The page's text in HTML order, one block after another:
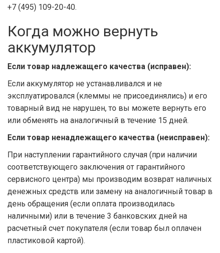
↗
+7 (495) 109-20-40.
Когда можно вернуть
аккумулятор
Если товар надлежащего качества (исправен):
Если аккумулятор не устанавливался и не
эксплуатировался (клеммы не присоединялись) и его
товарный вид не нарушен, то вы можете вернуть его
или обменять на аналогичный в течение 15 дней.
Если товар ненадлежащего качества (неисправен):
При наступлении гарантийного случая (при наличии
соответствующего заключения от гарантийного
сервисного центра) мы производим возврат наличных
денежных средств или замену на аналогичный товар в
день обращения (если оплата производилась
наличными) или в течение 3 банковских дней на
расчетный счет покупателя (если товар был оплачен
пластиковой картой).